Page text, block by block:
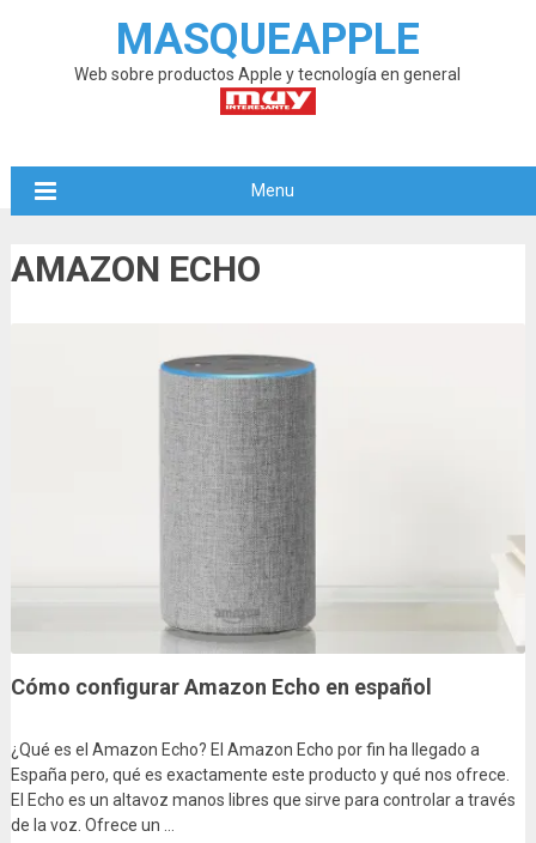
MASQUEAPPLE
Web sobre productos Apple y tecnología en general
Menu
AMAZON ECHO
Cómo configurar Amazon Echo en español
¿Qué es el Amazon Echo? El Amazon Echo por fin ha llegado a
España pero, qué es exactamente este producto y qué nos ofrece.
El Echo es un altavoz manos libres que sirve para controlar a través
de la voz. Ofrece un …